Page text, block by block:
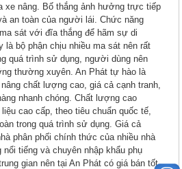
xe nâng. Bố thắng ảnh hưởng trực tiếp
an toàn của người lái. Chức năng
sát với đĩa thắng để hãm sự di
là bộ phận chịu nhiều ma sát nên rất
quá trình sử dụng, người dùng nên
thường xuyên. An Phát tự hào là
chất lượng cao, giá cả cạnh tranh,
nhanh chóng. Chất lượng cao
cao cấp, theo tiêu chuẩn quốc tế,
trong quá trình sử dụng. Giá cả
phân phối chính thức của nhiều nhà
tiếng và chuyên nhập khẩu phụ
gian nên tại An Phát có giá bán tốt